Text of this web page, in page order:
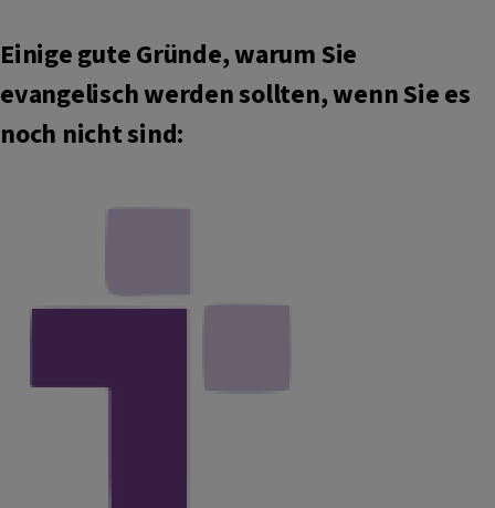
Einige gute Gründe, warum Sie
evangelisch werden sollten, wenn Sie es
noch nicht sind: